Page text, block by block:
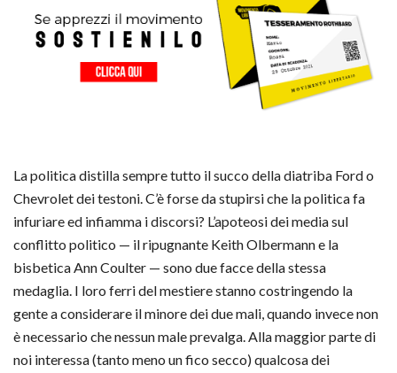
La politica distilla sempre tutto il succo della diatriba Ford o
Chevrolet dei testoni. C’è forse da stupirsi che la politica fa
infuriare ed infiamma i discorsi? L’apoteosi dei media sul
conflitto politico — il ripugnante Keith Olbermann e la
bisbetica Ann Coulter — sono due facce della stessa
medaglia. I loro ferri del mestiere stanno costringendo la
gente a considerare il minore dei due mali, quando invece non
è necessario che nessun male prevalga. Alla maggior parte di
noi interessa (tanto meno un fico secco) qualcosa dei